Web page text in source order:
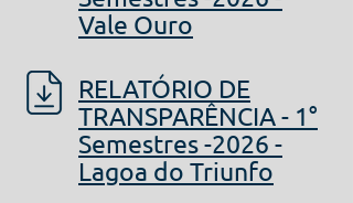
Vale Ouro
RELATÓRIO DE
TRANSPARÊNCIA - 1°
Semestres -2026 -
Lagoa do Triunfo